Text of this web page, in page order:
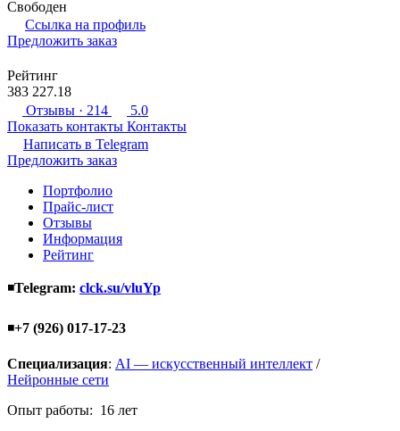
Свободен
Ссылка на профиль
Предложить заказ
Рейтинг
383 227.18
Отзывы · 214
5.0
Показать контакты Контакты
Написать в Telegram
Предложить заказ
Портфолио
Прайс-лист
Отзывы
Информация
Рейтинг
◾Telegram: clck.su/vluYp
◾+7 (926) 017-17-23
Специализация: AI — искусственный интеллект /
Нейронные сети
Опыт работы: 16 лет